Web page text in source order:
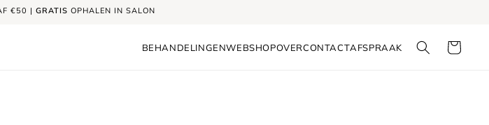
€50 | GRATIS OPHALEN IN SALON
BEHANDELINGENWEBSHOPOVERCONTACTAFSPRAAK Winkelmandje